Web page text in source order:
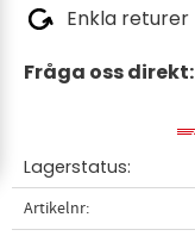
Enkla returer
Fråga oss direkt:
Lagerstatus
Artikelnr